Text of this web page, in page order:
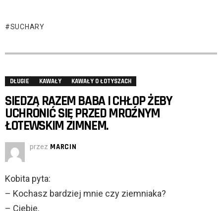
SUCHARY
DŁUGIE KAWAŁY KAWAŁY O ŁOTYSZACH
SIEDZĄ RAZEM BABA I CHŁOP ŻEBY
UCHRONIĆ SIĘ PRZED MROŹNYM
ŁOTEWSKIM ZIMNEM.
przez MARCIN
Kobita pyta:
– Kochasz bardziej mnie czy ziemniaka?
– Ciebie.